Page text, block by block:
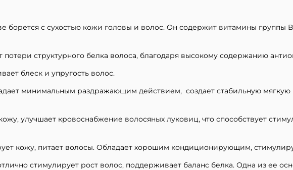
борется с сухостью кожи головы и волос. Он содержит витамины группы
потери структурного белка волоса, благодаря высокому содержанию
блеск и упругость волос.
минимальным раздражающим действием, создает стабильную
улучшает кровоснабжение волосяных луковиц, что способствует
кожу, питает волосы. Обладает хорошим кондиционирующим,
стимулирует рост волос, поддерживает баланс белка. Одна из ее